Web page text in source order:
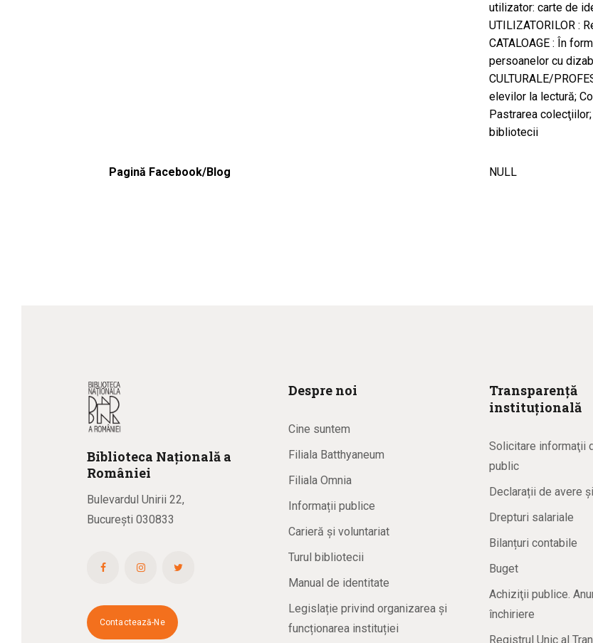
utilizator: carte de
UTILIZATORILOR :
CATALOAGE : În
persoanelor cu
CULTURALE/
elevilor la lectură;
Pastrarea
bibliotecii
Pagină Facebook/Blog NULL
Biblioteca Națională a
României
Bulevardul Unirii 22,
București 030833
Contactează-Ne
Despre noi
Cine suntem
Filiala Batthyaneum
Filiala Omnia
Informații publice
Carieră și voluntariat
Turul bibliotecii
Manual de identitate
Legislație privind organizarea și
funcționarea instituției
Transparență
instituțională
Solicitare informaţii
public
Declarații de avere
Drepturi salariale
Bilanțuri contabile
Buget
Achiziţii publice.
închiriere
Registrul Unic al